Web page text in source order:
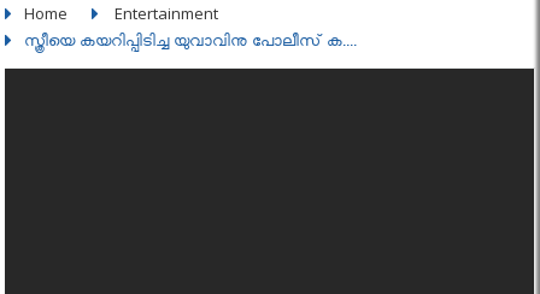
Home Entertainment
സ്ത്രീയെ കയറിപ്പിടിച്ച യുവാവിനു പോലീസ് ക....